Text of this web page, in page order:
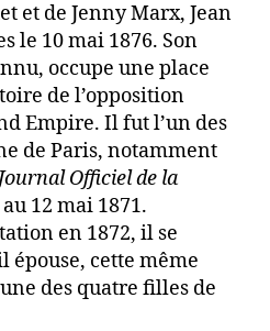
et de Jenny Marx, Jean
le 10 mai 1876. Son
occupe une place
de l’opposition
Empire. Il fut l’un des
de Paris, notamment
Journal Officiel de la
12 mai 1871.
en 1872, il se
épouse, cette même
des quatre filles de